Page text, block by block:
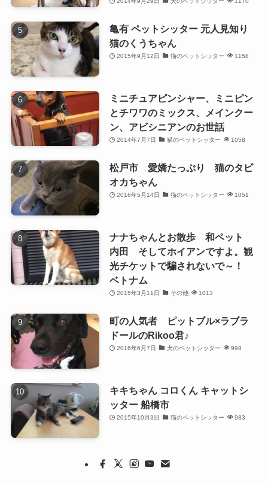
亀有 ペットシッター 元人見知り
猫のくうちゃん
2015年9月12日 猫のペットシッター 1158
ミニチュアピンシャー、ミニピン
とチワワのミックス、メインクー
ン、アビシニアンのお世話
2014年7月7日 猫のペットシッター 1058
松戸市 愛嬌たっぷり 猫のタピ
オカちゃん
2016年5月14日 猫のペットシッター 1051
ナナちゃんとお散歩 和ペット
内田 そしてホイアンですよ。観
光チケットで騙されないで～！
ベトナム
2015年3月11日 その他 1013
町の人気者 ピットブル×ラブラ
ドールのRikoo君♪
2016年6月7日 犬のペットシッター 998
キキちゃん コロくん キャットシ
ッター 船橋市
2015年10月3日 猫のペットシッター 983